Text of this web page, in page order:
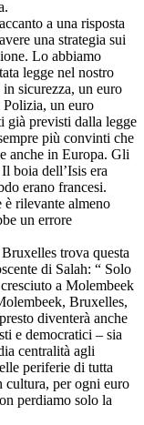
a una risposta
una strategia sui
Lo abbiamo
legge nel nostro
sicurezza, un euro
un euro
già previsti dalla legge
più convinti che
anche in Europa. Gli
boia dell’Isis era
erano francesi.
è rilevante almeno
un errore
trova questa
di Salah: “ Solo
a Molembeek
Bruxelles,
diventerà anche
e democratici – sia
centralità agli
periferie di tutta
cultura, per ogni euro
perdiamo solo la